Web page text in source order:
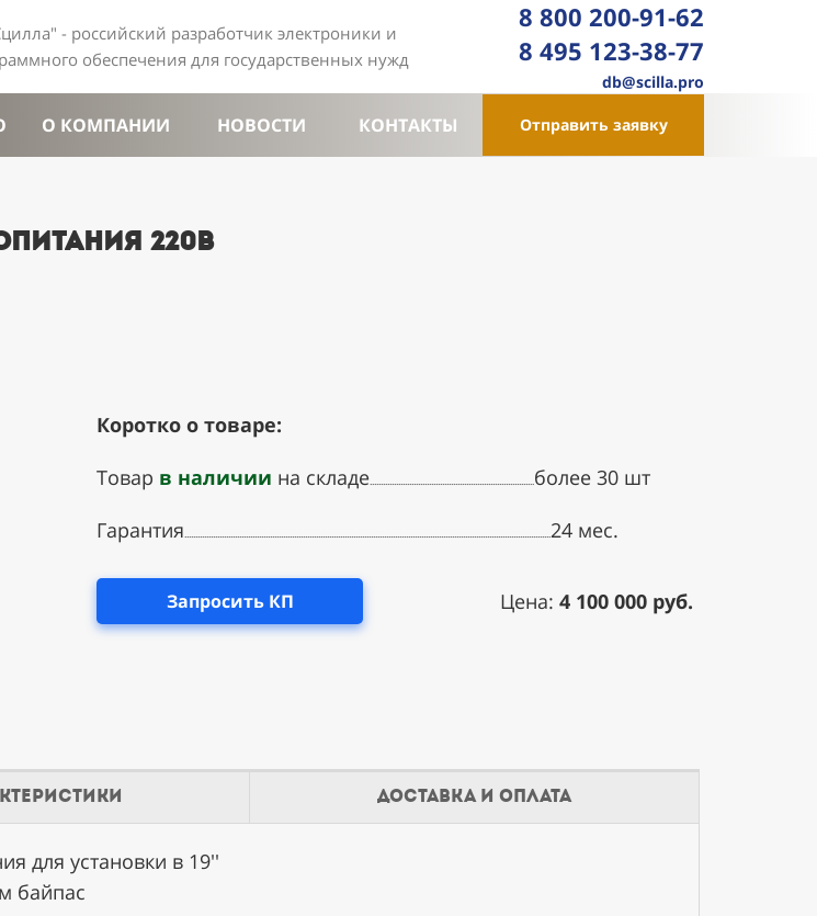
- российский разработчик электроники и
обеспечения для государственных нужд
8 800 200-91-62
8 495 123-38-77
db@scilla.pro
О КОМПАНИИ НОВОСТИ КОНТАКТЫ Отправить заявку
220в
Коротко о товаре:
Товар в наличии на складе...........................................................................более 30 шт
Гарантия.......................................................................................................................................................................24 мес.
Запросить КП Цена: 4 100 000 руб.
доставка и оплата
для установки в 19''
байпас